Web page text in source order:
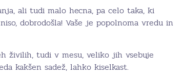
ali tudi malo hecna, pa celo taka, ki
dobrodošla! Vaše je popolnoma vredu in
živilih, tudi v mesu, veliko jih vsebuje
kakšen sadež, lahko kiselkast.